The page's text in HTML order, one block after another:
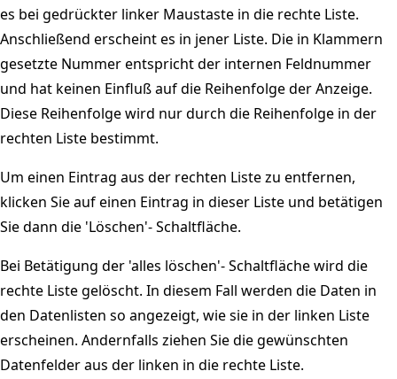
es bei gedrückter linker Maustaste in die rechte Liste.
Anschließend erscheint es in jener Liste. Die in Klammern
gesetzte Nummer entspricht der internen Feldnummer
und hat keinen Einfluß auf die Reihenfolge der Anzeige.
Diese Reihenfolge wird nur durch die Reihenfolge in der
rechten Liste bestimmt.
Um einen Eintrag aus der rechten Liste zu entfernen,
klicken Sie auf einen Eintrag in dieser Liste und betätigen
Sie dann die 'Löschen'- Schaltfläche.
Bei Betätigung der 'alles löschen'- Schaltfläche wird die
rechte Liste gelöscht. In diesem Fall werden die Daten in
den Datenlisten so angezeigt, wie sie in der linken Liste
erscheinen. Andernfalls ziehen Sie die gewünschten
Datenfelder aus der linken in die rechte Liste.